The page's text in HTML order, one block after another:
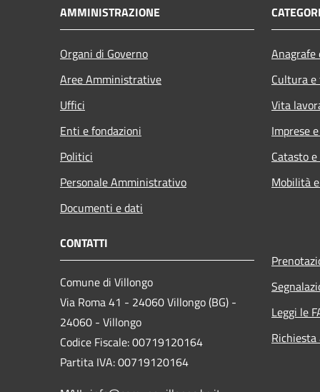
AMMINISTRAZIONE
Organi di Governo
Aree Amministrative
Uffici
Enti e fondazioni
Politici
Personale Amministrativo
Documenti e dati
Cultura
Vita
Imprese
Catasto
Mobilità
CONTATTI
Comune di Villongo
Via Roma 41 - 24060 Villongo (BG) -
24060 - Villongo
Codice Fiscale: 00719120164
Partita IVA: 00719120164
Leggi le